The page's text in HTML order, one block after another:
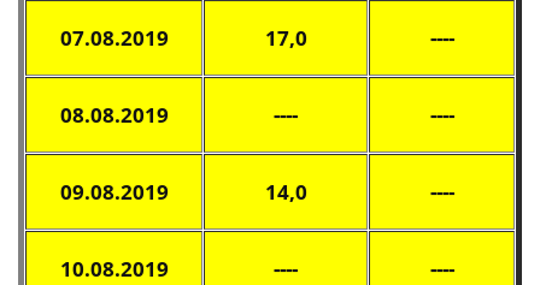
07.08.2019 17,0 ----
08.08.2019 ---- ----
09.08.2019 14,0 ----
10.08.2019 ---- ----